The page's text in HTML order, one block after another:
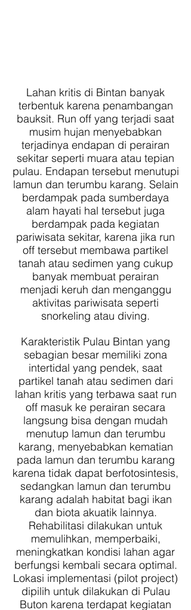
Lahan kritis di Bintan banyak
terbentuk karena penambangan
bauksit. Run off yang terjadi saat
musim hujan menyebabkan
terjadinya endapan di perairan
sekitar seperti muara atau tepian
pulau. Endapan tersebut menutupi
lamun dan terumbu karang. Selain
berdampak pada sumberdaya
alam hayati hal tersebut juga
berdampak pada kegiatan
pariwisata sekitar, karena jika run
off tersebut membawa partikel
tanah atau sedimen yang cukup
banyak membuat perairan
menjadi keruh dan menganggu
aktivitas pariwisata seperti
snorkeling atau diving.
Karakteristik Pulau Bintan yang
sebagian besar memiliki zona
intertidal yang pendek, saat
partikel tanah atau sedimen dari
lahan kritis yang terbawa saat run
off masuk ke perairan secara
langsung bisa dengan mudah
menutup lamun dan terumbu
karang, menyebabkan kematian
pada lamun dan terumbu karang
karena tidak dapat berfotosintesis,
sedangkan lamun dan terumbu
karang adalah habitat bagi ikan
dan biota akuatik lainnya.
Rehabilitasi dilakukan untuk
memulihkan, memperbaiki,
meningkatkan kondisi lahan agar
berfungsi kembali secara optimal.
Lokasi implementasi (pilot project)
dipilih untuk dilakukan di Pulau
Buton karena terdapat kegiatan